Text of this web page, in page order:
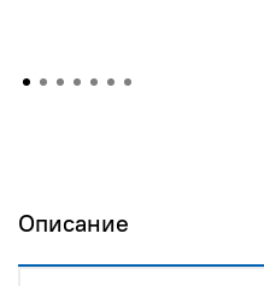
Описание